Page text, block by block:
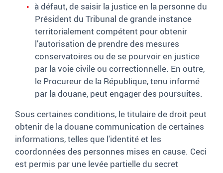
à défaut, de saisir la justice en la personne du
Président du Tribunal de grande instance
territorialement compétent pour obtenir
l’autorisation de prendre des mesures
conservatoires ou de se pourvoir en justice
par la voie civile ou correctionnelle. En outre,
le Procureur de la République, tenu informé
par la douane, peut engager des poursuites.
Sous certaines conditions, le titulaire de droit peut
obtenir de la douane communication de certaines
informations, telles que l'identité et les
coordonnées des personnes mises en cause. Ceci
est permis par une levée partielle du secret